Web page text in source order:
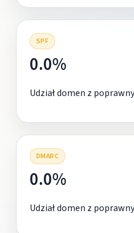
SPF
0.0%
Udział domen z
DMARC
0.0%
Udział domen z